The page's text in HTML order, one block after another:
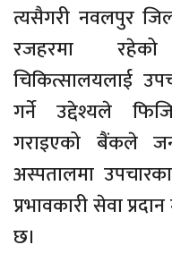
त्यसैगरी नवलपुर
रजहरमा रहेको
चिकित्सालयलाई
गर्ने उद्देश्यले
गराइएको बैंकले
अस्पतालमा
प्रभावकारी सेवा
छ।